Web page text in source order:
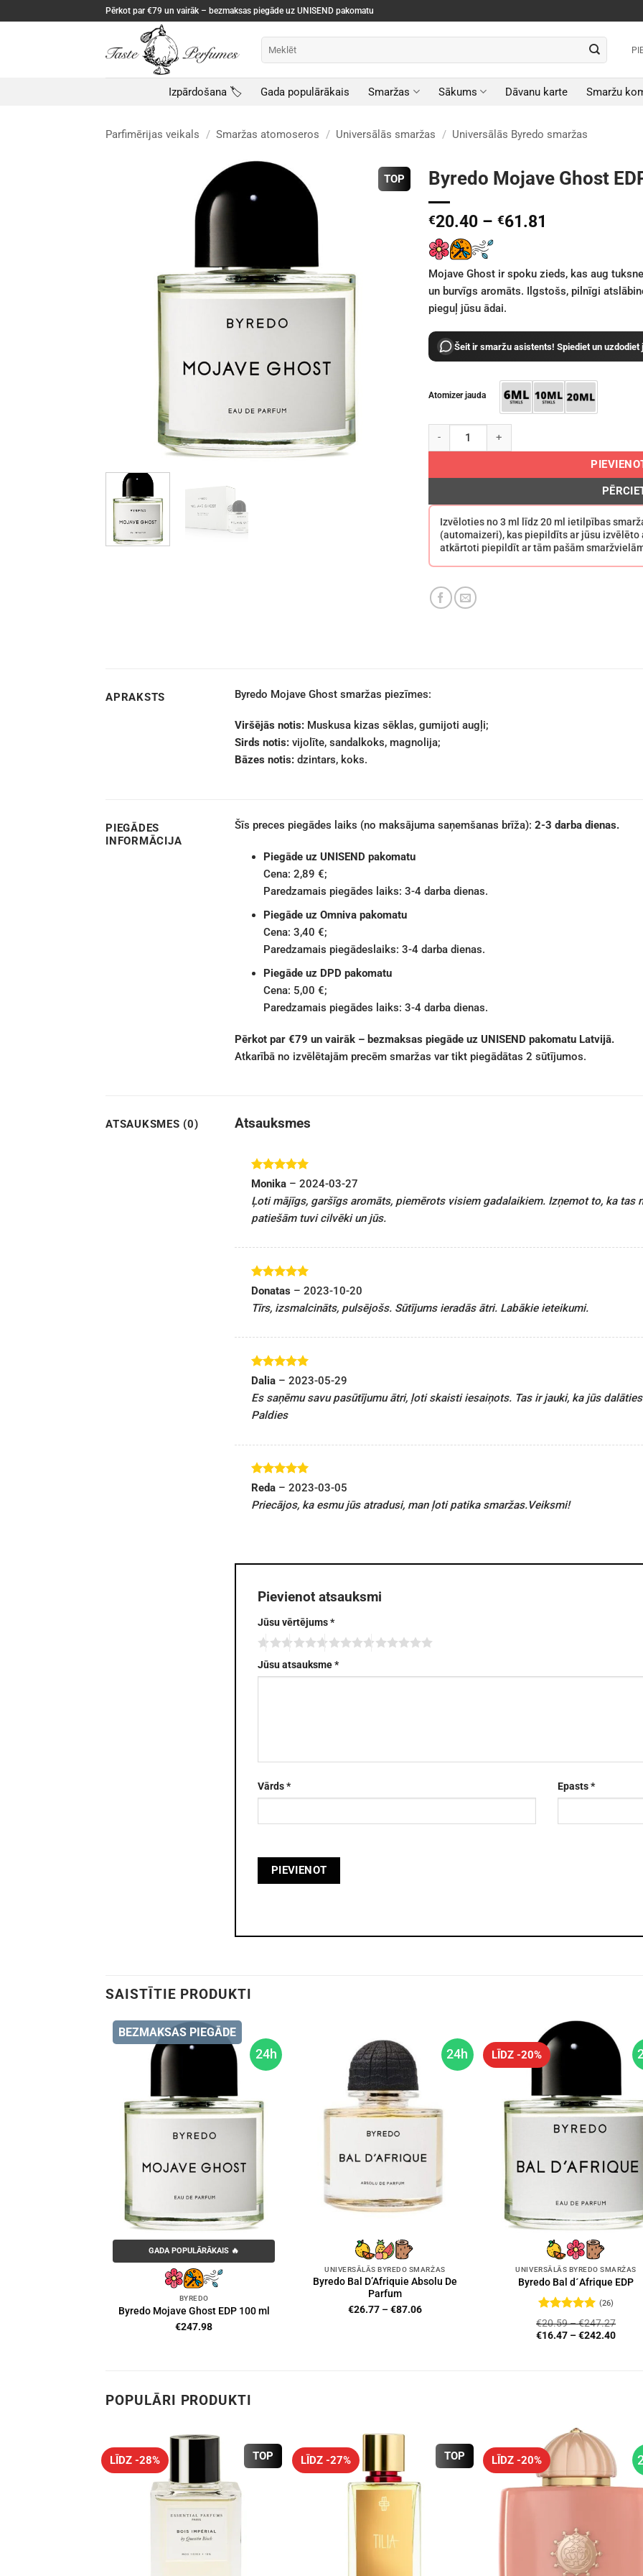
to
Pērkot par €79 un vairāk – bezmaksas piegāde uz UNISEND pakomatu
Izpārdošana 🏷️ Gada populārākais Smaržas Sākums Dāvanu karte Smaržu
Parfimērijas veikals / Smaržas atomoseros / Universālās smaržas / Universālās Byredo smaržas
TOP Byredo Mojave Ghost
€20.40 – €61.81
through
€61.81
Mojave Ghost ir spoku zieds, kas aug
un burvīgs aromāts. Ilgstošs, pilnīgi
pieguļ jūsu ādai.
Šeit ir smaržu asistents! Spiediet un uzdodiet
Atomizer jauda
Izvēloties no 3 ml līdz 20 ml ietilpības
(automaizeri), kas piepildīts ar jūsu
atkārtoti piepildīt ar tām pašām
APRAKSTS Byredo Mojave Ghost smaržas piezīmes:
Viršējās notis: Muskusa kizas sēklas, gumijoti augļi;
Sirds notis: vijolīte, sandalkoks, magnolija;
Bāzes notis: dzintars, koks.
PIEGĀDES
INFORMĀCIJA
Šīs preces piegādes laiks (no maksājuma saņemšanas brīža): 2-3 darba dienas.
Piegāde uz UNISEND pakomatu
Cena: 2,89 €;
Paredzamais piegādes laiks: 3-4 darba dienas.
Piegāde uz Omniva pakomatu
Cena: 3,40 €;
Paredzamais piegādeslaiks: 3-4 darba dienas.
Piegāde uz DPD pakomatu
Cena: 5,00 €;
Paredzamais piegādes laiks: 3-4 darba dienas.
Pērkot par €79 un vairāk – bezmaksas piegāde uz UNISEND pakomatu Latvijā.
Atkarībā no izvēlētajām precēm smaržas var tikt piegādātas 2 sūtījumos.
ATSAUKSMES (0) Atsauksmes
Novērtēts
Monika – 2024-03-27
Ļoti mājīgs, garšīgs aromāts, piemērots visiem gadalaikiem. Izņemot to, ka tas
patiešām tuvi cilvēki un jūs.
Novērtēts
Donatas – 2023-10-20
Tīrs, izsmalcināts, pulsējošs. Sūtījums ieradās ātri. Labākie ieteikumi.
Novērtēts
Dalia – 2023-05-29
Es saņēmu savu pasūtījumu ātri, ļoti skaisti iesaiņots. Tas ir jauki, ka jūs
Paldies
Novērtēts
Reda – 2023-03-05
Priecājos, ka esmu jūs atradusi, man ļoti patika smaržas.Veiksmi!
Pievienot atsauksmi
Jūsu vērtējums*
Jūsu atsauksme*
Vārds* Epasts*
SAISTĪTIE PRODUKTI
24h
BEZMAKSAS PIEGĀDE
GADA POPULĀRĀKAIS 🔥
BYREDO
Byredo Mojave Ghost EDP 100 ml
€247.98
24h
UNIVERSĀLĀS BYREDO SMARŽAS
Byredo Bal D’Afriquie Absolu De
Parfum
€26.77 – €87.06Price
LĪDZ -20%
UNIVERSĀLĀS BYREDO SMARŽAS
Byredo Bal d´Afrique EDP
Novērtēts
ar 4.92
no
5
(26)
€20.59–€247.27
€16.47 –€242.40
POPULĀRI PRODUKTI
TOP
LĪDZ -28% TOP
LĪDZ -27% LĪDZ -20%